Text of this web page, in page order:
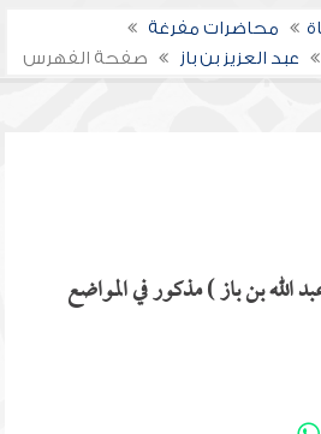
محاضرات مفرغة
عبد العزيز بن باز صفحة الفهرس
الله بن باز ) مذكور في المواضع